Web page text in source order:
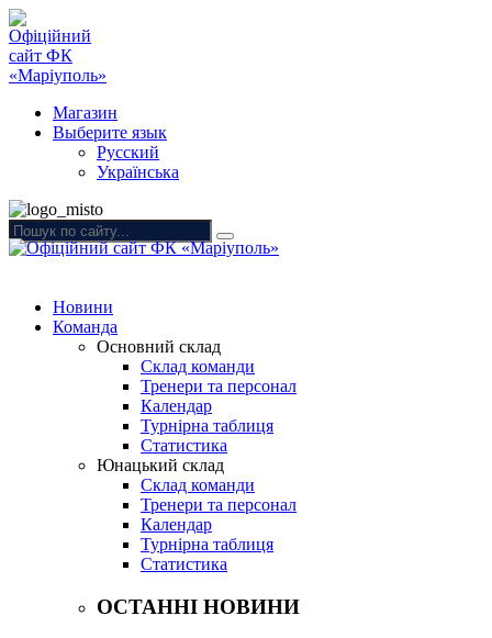
Магазин
Выберите язык
Русский
Українська
Новини
Команда
Основний склад
Склад команди
Тренери та персонал
Календар
Турнірна таблиця
Статистика
Юнацький склад
Склад команди
Тренери та персонал
Календар
Турнірна таблиця
Статистика
ОСТАННІ НОВИНИ